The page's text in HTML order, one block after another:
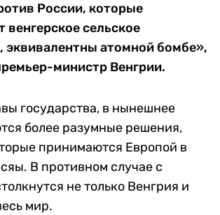
России, которые
венгерское сельское
эквивалентны атомной бомбе»,
министр Венгрии.
государства, в нынешнее
более разумные решения,
принимаются Европой в
В противном случае с
не только Венгрия и
мир.